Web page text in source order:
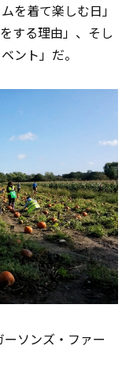
を着て楽しむ日」
する理由」、そし
ント」だ。
ソンズ・ファー